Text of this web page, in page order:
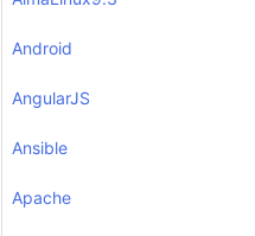
Android
AngularJS
Ansible
Apache